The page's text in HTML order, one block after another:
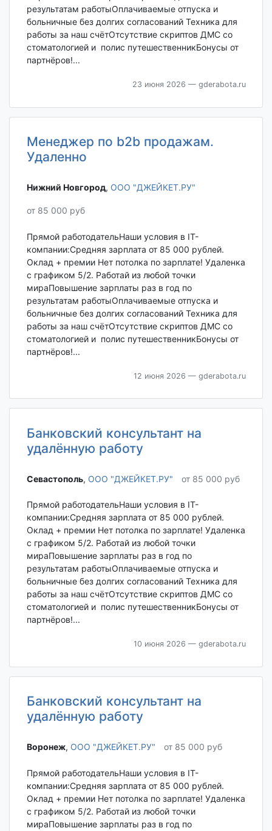
результатам работыОплачиваемые отпуска и
больничные без долгих согласований Техника для
работы за наш счётОтсутствие скриптов ДМС со
стоматологией и полис путешественникБонусы от
партнёров!...
23 июня 2026 — gderabota.ru
Менеджер по b2b продажам.
Удаленно
Нижний Новгород‎, ООО "ДЖЕЙКЕТ.РУ"
от 85 000 руб
Прямой работодательНаши условия в IT-
компании:Средняя зарплата от 85 000 рублей.
Оклад + премии Нет потолка по зарплате! Удаленка
с графиком 5/2. Работай из любой точки
мираПовышение зарплаты раз в год по
результатам работыОплачиваемые отпуска и
больничные без долгих согласований Техника для
работы за наш счётОтсутствие скриптов ДМС со
стоматологией и полис путешественникБонусы от
партнёров!...
12 июня 2026 — gderabota.ru
Банковский консультант на
удалённую работу
Севастополь‎, ООО "ДЖЕЙКЕТ.РУ" от 85 000 руб
Прямой работодательНаши условия в IT-
компании:Средняя зарплата от 85 000 рублей.
Оклад + премии Нет потолка по зарплате! Удаленка
с графиком 5/2. Работай из любой точки
мираПовышение зарплаты раз в год по
результатам работыОплачиваемые отпуска и
больничные без долгих согласований Техника для
работы за наш счётОтсутствие скриптов ДМС со
стоматологией и полис путешественникБонусы от
партнёров!...
10 июня 2026 — gderabota.ru
Банковский консультант на
удалённую работу
Воронеж‎, ООО "ДЖЕЙКЕТ.РУ" от 85 000 руб
Прямой работодательНаши условия в IT-
компании:Средняя зарплата от 85 000 рублей.
Оклад + премии Нет потолка по зарплате! Удаленка
с графиком 5/2. Работай из любой точки
мираПовышение зарплаты раз в год по